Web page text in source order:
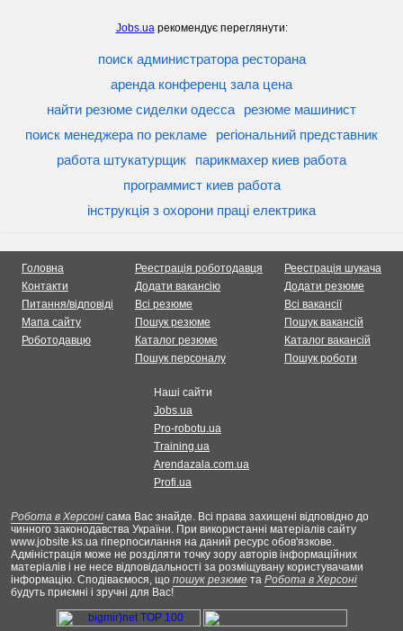
Jobs.uaрекомендує переглянути:
поиск администратора ресторана
аренда конференц зала цена
найти резюме сиделки одесса
резюме машинист
поиск менеджера по рекламе
регіональний представник
работа штукатурщик
парикмахер киев работа
программист киев работа
інструкція з охорони праці електрика
Головна
Контакти
Питання/відповіді
Мапа сайту
Роботодавцю
Реестрація роботодавця
Додати вакансію
Всі резюме
Пошук резюме
Каталог резюме
Пошук персоналу
Реестрація шукача
Додати резюме
Всі вакансії
Пошук вакансій
Каталог вакансій
Пошук роботи
Наші сайти
Jobs.ua
Pro-robotu.ua
Training.ua
Arendazala.com.ua
Profi.ua
Робота в Херсоні сама Вас знайде. Всі права захищені відповідно до
чинного законодавства України. При використанні матеріалів сайту
www.jobsite.ks.ua гіперпосилання на даний ресурс обов'язкове.
Адміністрація може не розділяти точку зору авторів інформаційних
матеріалів і не несе відповідальності за розміщувану користувачами
інформацію. Сподіваємося, що пошук резюме та Робота в Херсоні
будуть приємні і зручні для Вас!